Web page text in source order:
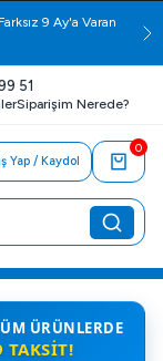
9 Ay'a Varan
51
Siparişim Nerede?
Yap / Kaydol
0
ÜRÜNLERDE
TAKSIT!